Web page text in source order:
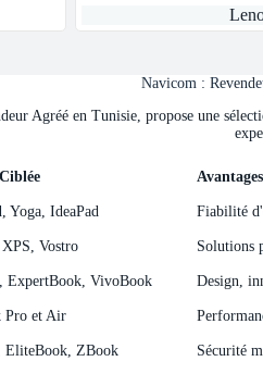
Navicom :
Agréé en Tunisie, propose une
Yoga, IdeaPad Fiabilité
Vostro Solutions
ExpertBook, VivoBook Design,
Pro et Air
EliteBook, ZBook Sécurité